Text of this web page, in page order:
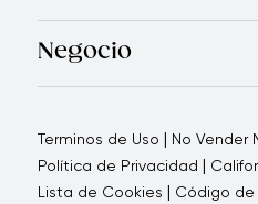
ContáctanosQuienes
Negocio
Por qué elegirnosCómo te
Terminos de Uso | No Vender
Política de Privacidad |
Lista de Cookies | Código de